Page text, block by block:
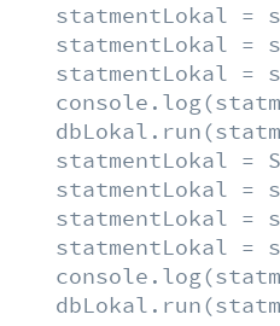
statmentLokal =
statmentLokal =
statmentLokal =
statmentLokal =
statmentLokal =
statmentLokal =
statmentLokal =